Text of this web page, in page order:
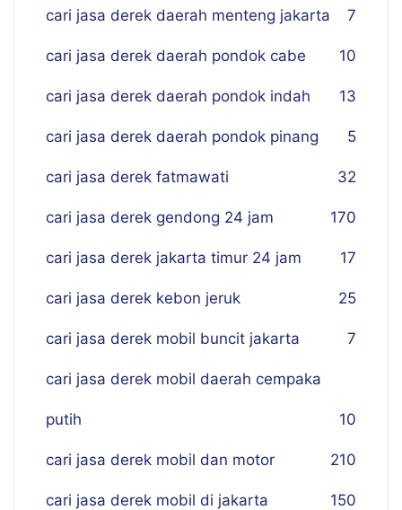
cari jasa derek daerah menteng jakarta 7
cari jasa derek daerah pondok cabe 10
cari jasa derek daerah pondok indah 13
cari jasa derek daerah pondok pinang 5
cari jasa derek fatmawati 32
cari jasa derek gendong 24 jam 170
cari jasa derek jakarta timur 24 jam 17
cari jasa derek kebon jeruk 25
cari jasa derek mobil buncit jakarta 7
cari jasa derek mobil daerah cempaka
putih 10
cari jasa derek mobil dan motor 210
cari jasa derek mobil di jakarta 150